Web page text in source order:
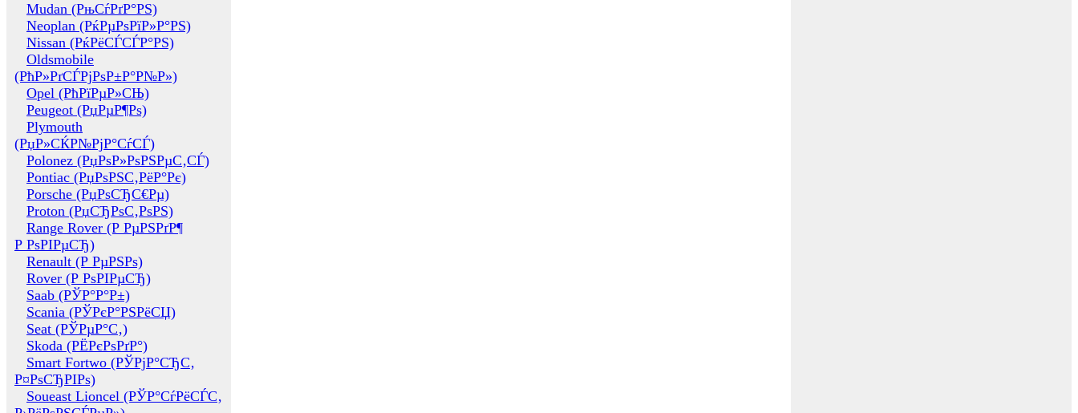
Mudan (РњСѓРґР°РЅ)
Neoplan (РќРµРѕРїР»Р°РЅ)
Nissan (РќРёСЃСЃР°РЅ)
Oldsmobile
(РћР»РґСЃРјРѕР±Р°Р№Р»)
Opel (РћРїРµР»СЊ)
Peugeot (РџРµР¶Рѕ)
Plymouth
(РџР»СЌР№РјР°СѓСЃ)
Polonez (РџРѕР»РѕРЅРµС‚СЃ)
Pontiac (РџРѕРЅС‚РёР°Рє)
Porsche (РџРѕСЂС€Рµ)
Proton (РџСЂРѕС‚РѕРЅ)
Range Rover (Р РµРЅРґР¶
Р РѕРІРµСЂ)
Renault (Р РµРЅРѕ)
Rover (Р РѕРІРµСЂ)
Saab (РЎР°Р°Р±)
Scania (РЎРєР°РЅРёСЏ)
Seat (РЎРµР°С‚)
Skoda (РЁРєРѕРґР°)
Smart Fortwo (РЎРјР°СЂС‚
Р¤РѕСЂРІРѕ)
Soueast Lioncel (РЎР°СѓРёСЃС‚